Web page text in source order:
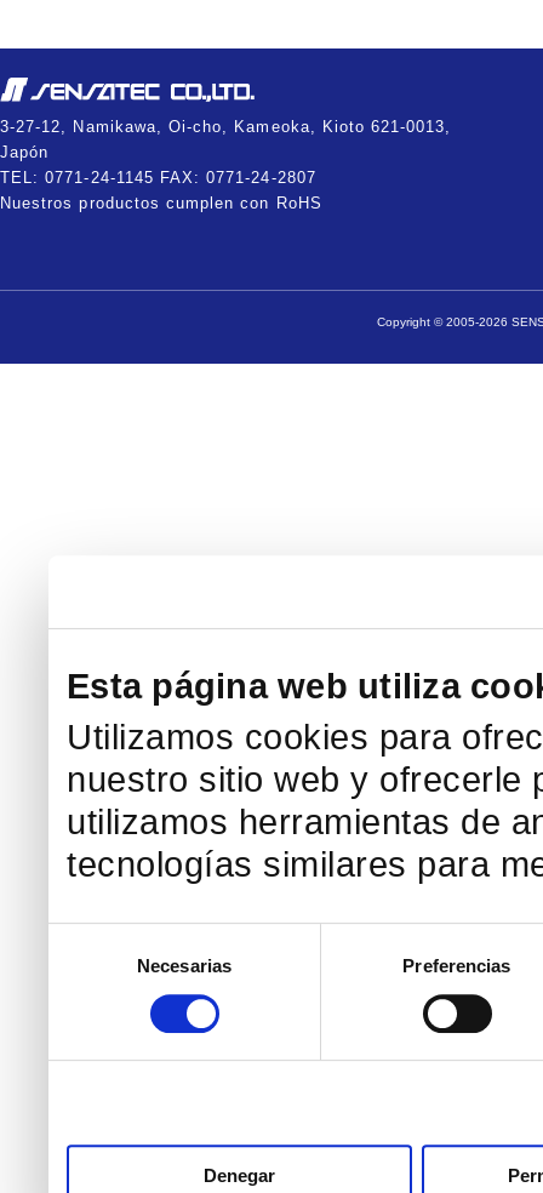
Esta página web utiliza
Utilizamos cookies para
nuestro sitio web y ofrecerle
utilizamos herramientas de
tecnologías similares para
consentimiento
Necesarias Preferencias
Denegar
3-27-12, Namikawa, Oi-cho, Kameoka, Kioto 621-0013,
Japón
TEL: 0771-24-1145 FAX: 0771-24-2807
Nuestros productos cumplen con RoHS
Copyright © 2005-2026